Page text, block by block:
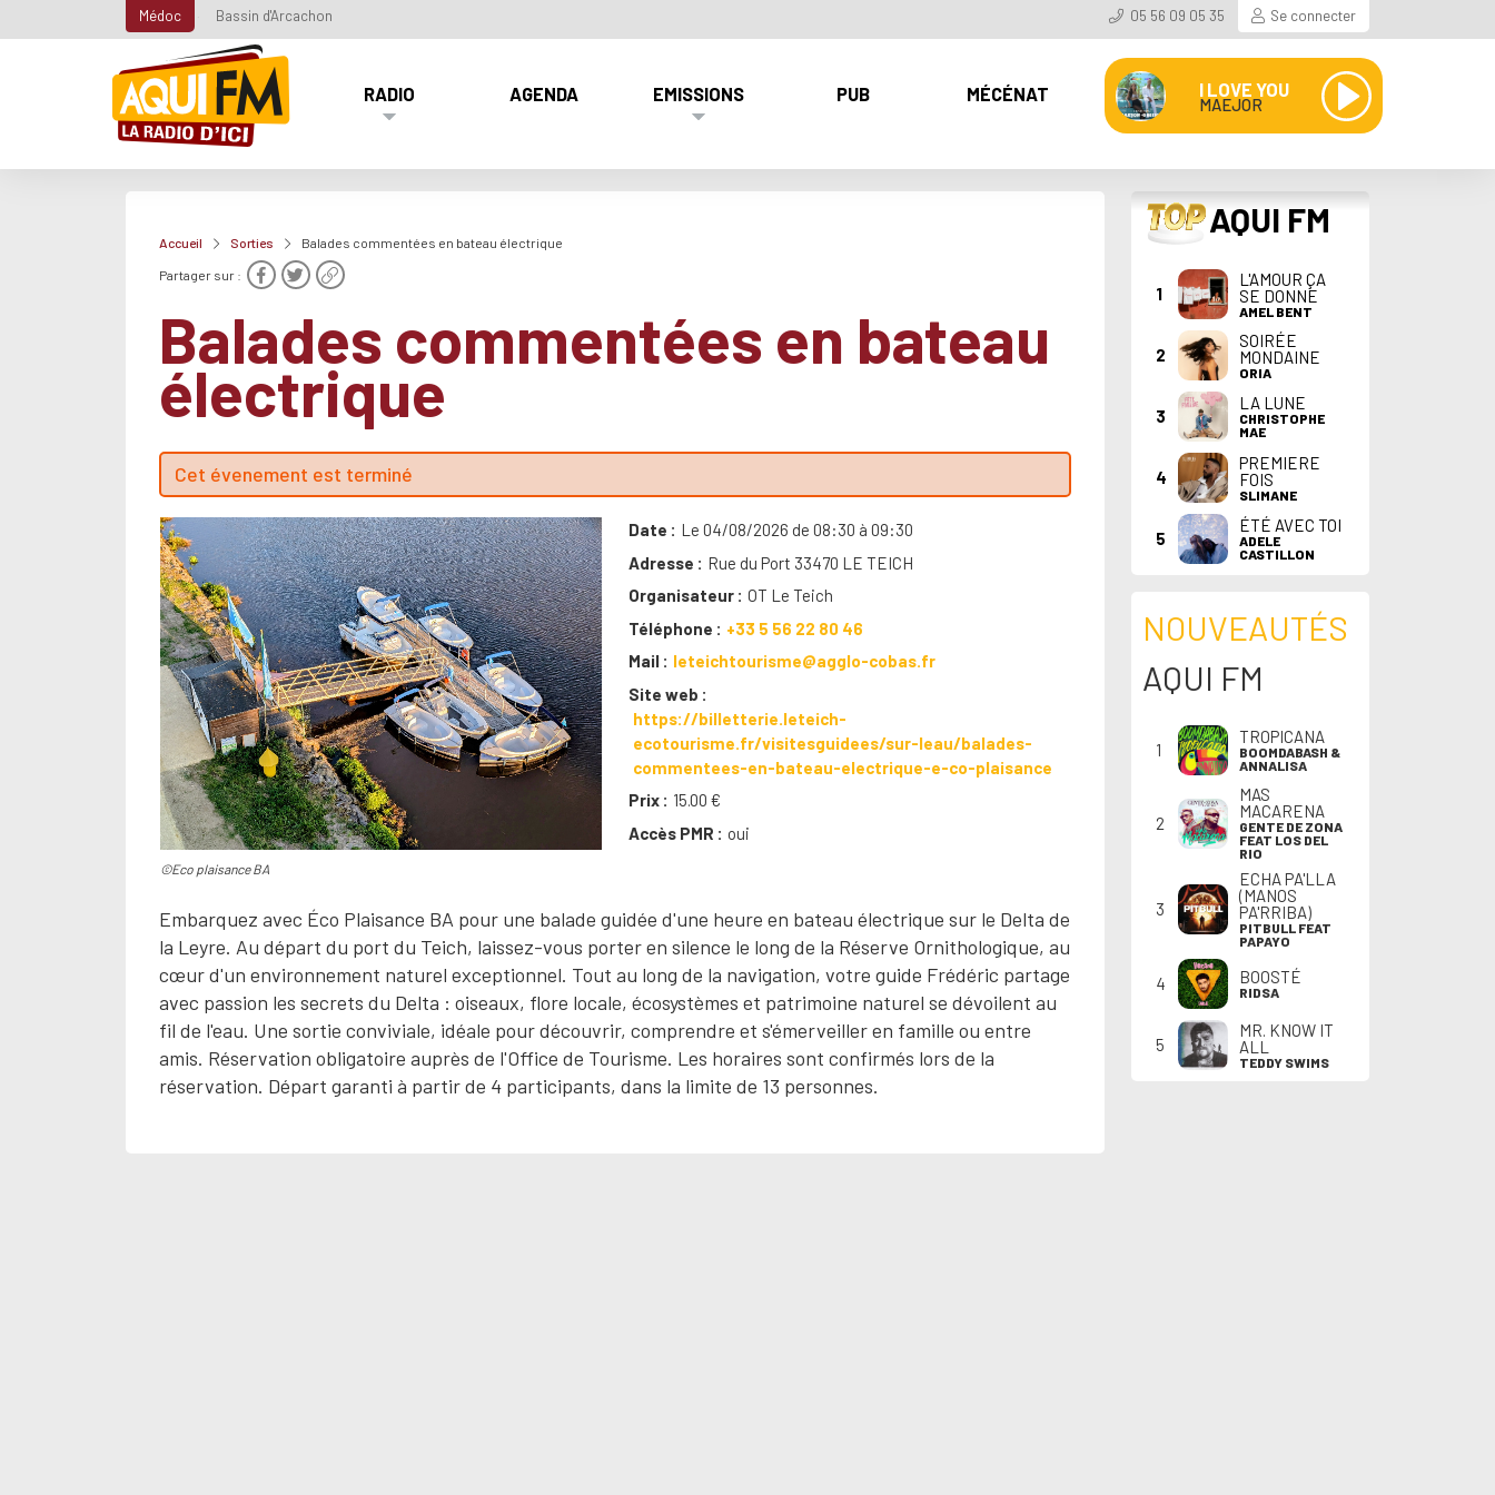
Médoc Bassin d'Arcachon 05 56 09 05 35 Se connecter
RADIO AGENDA EMISSIONS PUB MÉCÉNAT I LOVE YOU
MAEJOR
Accueil Sorties Balades commentées en bateau électrique
Partager sur :
Balades commentées en bateau
électrique
Cet évenement est terminé
©Eco plaisance BA
Date
Le 04/08/2026 de 08:30 à 09:30
Adresse
Rue du Port 33470 LE TEICH
Organisateur
OT Le Teich
Téléphone
+33 5 56 22 80 46
Mail
leteichtourisme@agglo-cobas.fr
Site web
https://billetterie.leteich-
ecotourisme.fr/visitesguidees/sur-leau/balades-
commentees-en-bateau-electrique-e-co-plaisance
Prix
15.00 €
Accès PMR
oui
Embarquez avec Éco Plaisance BA pour une balade guidée d'une heure en bateau électrique sur le Delta de
la Leyre. Au départ du port du Teich, laissez-vous porter en silence le long de la Réserve Ornithologique, au
cœur d'un environnement naturel exceptionnel. Tout au long de la navigation, votre guide Frédéric partage
avec passion les secrets du Delta : oiseaux, flore locale, écosystèmes et patrimoine naturel se dévoilent au
fil de l'eau. Une sortie conviviale, idéale pour découvrir, comprendre et s'émerveiller en famille ou entre
amis. Réservation obligatoire auprès de l'Office de Tourisme. Les horaires sont confirmés lors de la
réservation. Départ garanti à partir de 4 participants, dans la limite de 13 personnes.
TOP AQUI FM
1
L'AMOUR ÇA
SE DONNE
AMEL BENT
2
SOIRÉE
MONDAINE
ORIA
3
LA LUNE
CHRISTOPHE
MAE
4
PREMIERE
FOIS
SLIMANE
5
ÉTÉ AVEC TOI
ADELE
CASTILLON
NOUVEAUTÉS
AQUI FM
1
TROPICANA
BOOMDABASH &
ANNALISA
2
MAS
MACARENA
GENTE DE ZONA
FEAT LOS DEL
RIO
3
ECHA PA'LLA
(MANOS
PA'RRIBA)
PITBULL FEAT
PAPAYO
4 BOOSTÉ
RIDSA
5
MR. KNOW IT
ALL
TEDDY SWIMS